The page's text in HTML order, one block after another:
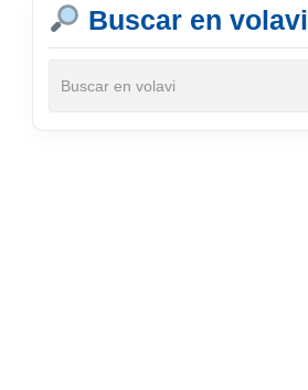
Buscar en volavi